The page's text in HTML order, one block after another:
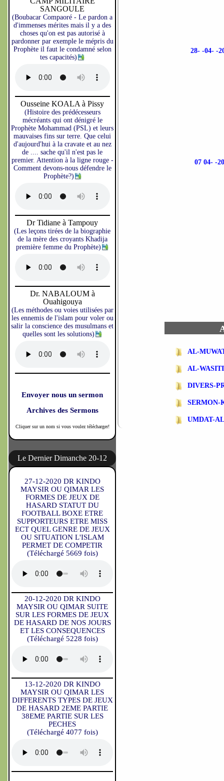
SANGOULE
(Boubacar Compaoré - Le pardon a
d'immenses mérites mais il y a des
choses qu'on est pas autorisé à
pardonner par exemple le mépris du
Prophète il faut le condamné selon
tes capacités)
Ousseine KOALA à Pissy
(Histoire des prédécesseurs
mécréants qui ont dénigré le
Prophète Mohammad (PSL) et leurs
mauvaises fins sur terre. Que celui
d'aujourd'hui à la cravate et au nez
de .... sache qu'il n'est pas le
premier. Attention à la ligne rouge -
Comment devons-nous défendre le
Prophète?)
Dr Tidiane à Tampouy
(Les leçons tirées de la biographie
de la mère des croyants Khadija
première femme du Prophète)
Dr. NABALOUM à
Ouahigouya
(Les méthodes ou voies utilisées par
les ennemis de l'islam pour voler ou
salir la conscience des musulmans et
quelles sont les solutions)
Envoyer nous un sermon
Archives des Sermons
Cliquer sur un nom si vous voulez télécharger!
Le Dernier Dimanche 20-12
27-12-2020 DR KINDO
MAYSIR OU QIMAR LES
FORMES DE JEUX DE
HASARD STATUT DU
FOOTBALL BOXE ETRE
SUPPORTEURS ETRE MISS
ECT QUEL GENRE DE JEUX
OU SITUATION L'ISLAM
PERMET DE COMPETIR
(Téléchargé 5669 fois)
20-12-2020 DR KINDO
MAYSIR OU QIMAR SUITE
SUR LES FORMES DE JEUX
DE HASARD DE NOS JOURS
ET LES CONSEQUENCES
(Téléchargé 5228 fois)
13-12-2020 DR KINDO
MAYSIR OU QIMAR LES
DIFFERENTS TYPES DE JEUX
DE HASARD 2EME PARTIE
38EME PARTIE SUR LES
PECHES
(Téléchargé 4077 fois)
28- -04- -
07 04- -
AL-
AL-
DIVERS-
SERMON-
UMDAT-